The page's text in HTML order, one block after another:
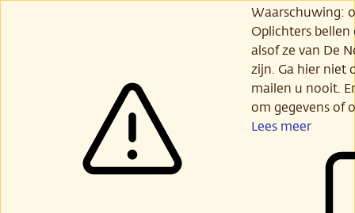
Waarschuwing:
Oplichters
alsof ze van De
zijn. Ga hier niet
mailen u nooit.
om gegevens of
Lees meer